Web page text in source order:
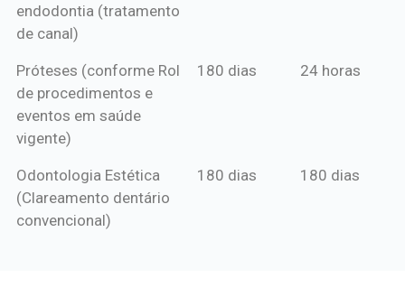
endodontia (tratamento
de canal)
Próteses (conforme Rol
de procedimentos e
eventos em saúde
vigente)
180 dias 24 horas
Odontologia Estética
(Clareamento dentário
convencional)
180 dias 180 dias